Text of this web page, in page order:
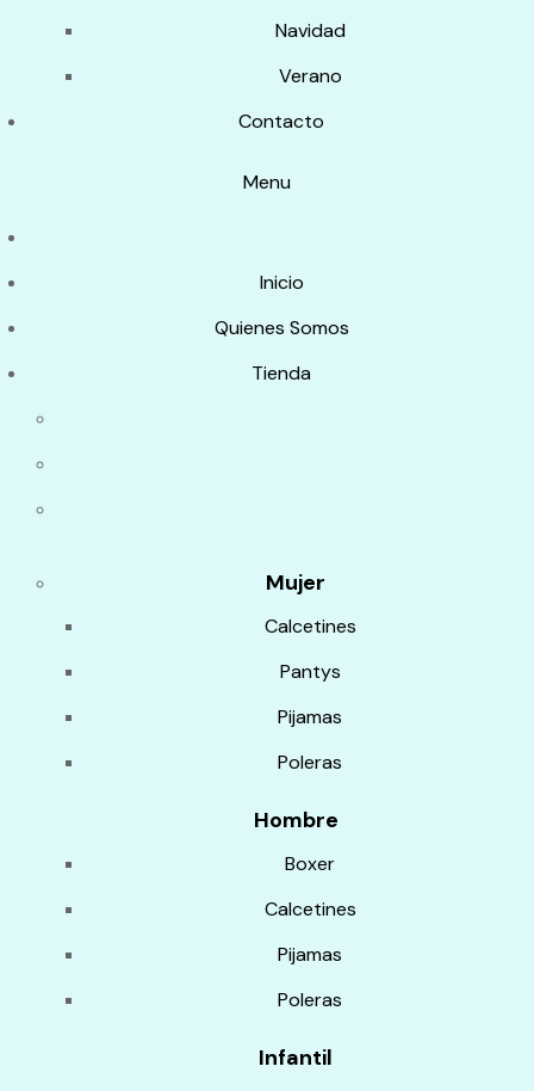
Navidad
Verano
Contacto
Menu
Inicio
Quienes Somos
Tienda
Mujer
Calcetines
Pantys
Pijamas
Poleras
Hombre
Boxer
Calcetines
Pijamas
Poleras
Infantil